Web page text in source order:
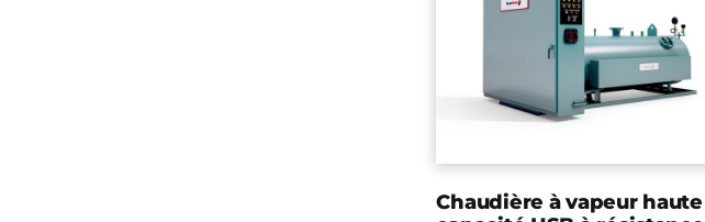
Chaudière à vapeur haute